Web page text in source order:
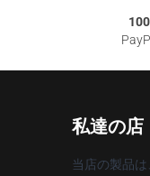
私達の店
当店の製品